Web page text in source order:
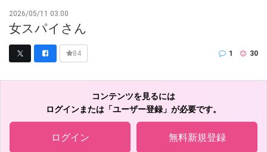
2026/05/11 03:00
女スパイさん
84 1 30
コンテンツを見るには
ログインまたは「ユーザー登録」が必要です。
ログイン 無料新規登録